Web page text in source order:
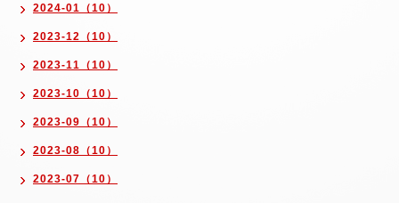
2024-01（10）
2023-12（10）
2023-11（10）
2023-10（10）
2023-09（10）
2023-08（10）
2023-07（10）